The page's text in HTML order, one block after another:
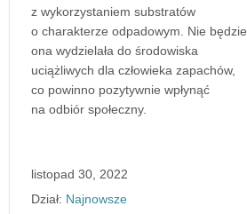
z wykorzystaniem substratów
o charakterze odpadowym. Nie będzie
ona wydzielała do środowiska
uciążliwych dla człowieka zapachów,
co powinno pozytywnie wpłynąć
na odbiór społeczny.
listopad 30, 2022
Dział: Najnowsze